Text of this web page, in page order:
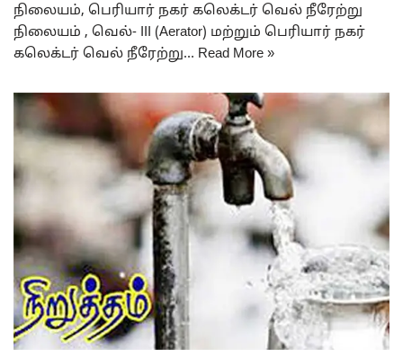
நிலையம், பெரியார் நகர் கலெக்டர் வெல் நீரேற்று
நிலையம் , வெல்- III (Aerator) மற்றும் பெரியார் நகர்
கலெக்டர் வெல் நீரேற்று… Read More »